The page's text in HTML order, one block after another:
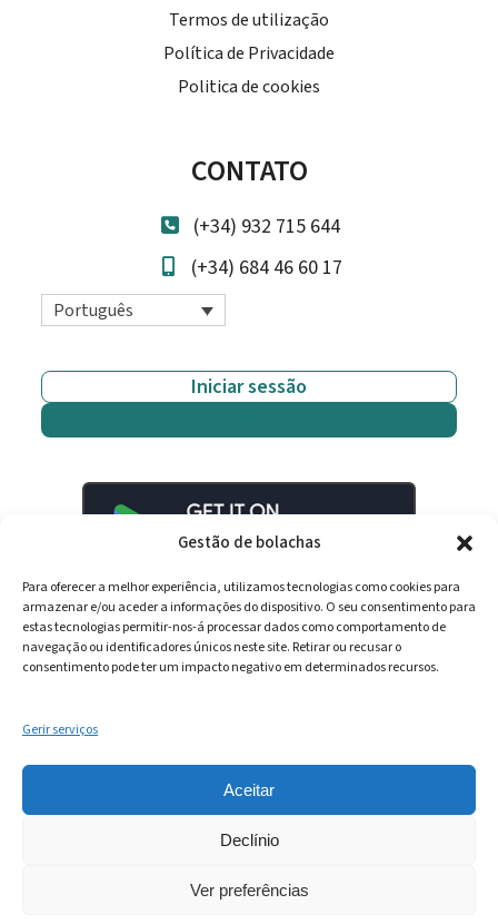
Gestão de bolachas
Para oferecer a melhor experiência, utilizamos tecnologias como cookies para
armazenar e/ou aceder a informações do dispositivo. O seu consentimento para
estas tecnologias permitir-nos-á processar dados como comportamento de
navegação ou identificadores únicos neste site. Retirar ou recusar o
consentimento pode ter um impacto negativo em determinados recursos.
Gerir serviços
Aceitar
Declínio
Ver preferências
Termos de utilização
Política de Privacidade
Politica de cookies
CONTATO
(+34) 932 715 644
(+34) 684 46 60 17
Português
Iniciar sessão
LinkedInYouTube